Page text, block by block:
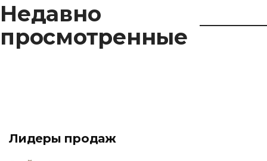
Недавно
просмотренные
Лидеры продаж